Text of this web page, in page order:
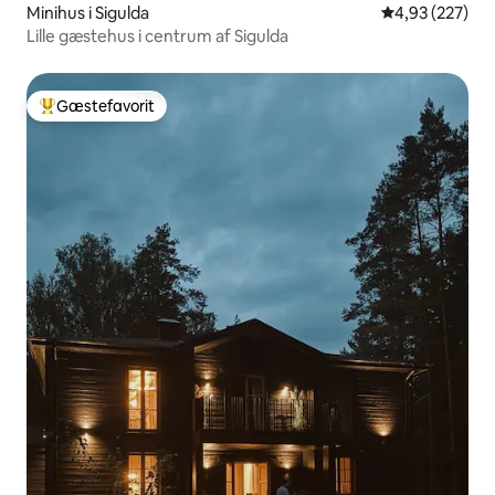
Minihus i Sigulda 4,93 ud af 5 i
4,93 (227)
Lille gæstehus i centrum af Sigulda
Bedste gæstefavorit
Gæstefavorit